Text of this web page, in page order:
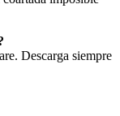
Descarga siempre